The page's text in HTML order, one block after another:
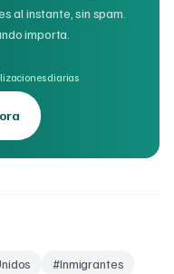
al instante, sin spam.
importa.
diarias
#Inmigrantes